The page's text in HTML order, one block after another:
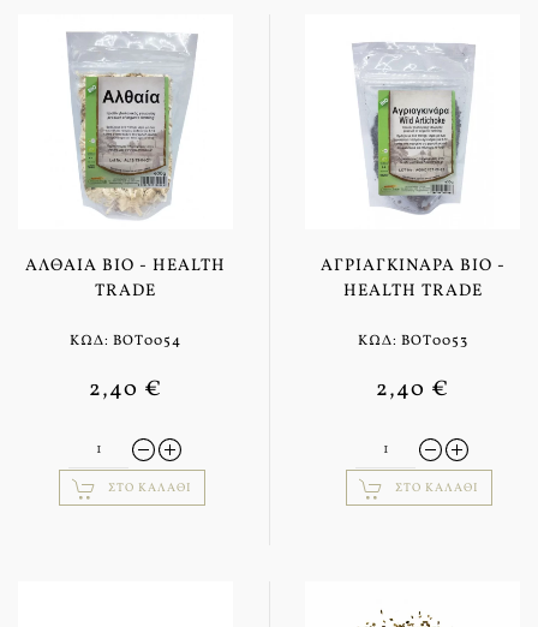
ΑΛΘΑΊΑ BIO - HEALTH
TRADE
ΚΩΔ: BOT0054
2,40 €
ΣΤΟ ΚΑΛΆΘΙ
ΑΓΡΙΑΓΚΙΝΆΡΑ BIO -
HEALTH TRADE
ΚΩΔ: BOT0053
2,40 €
ΣΤΟ ΚΑΛΆΘΙ